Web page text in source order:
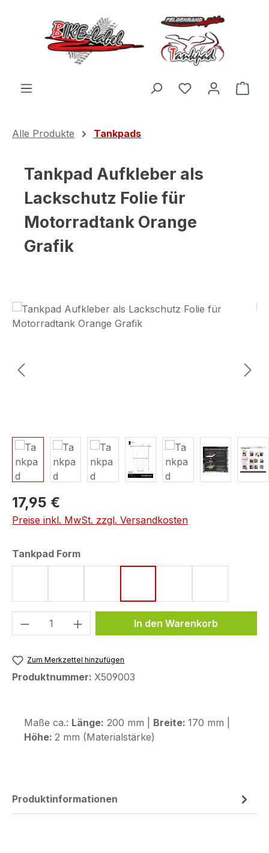
Zum Hauptinhalt springen
Du hast 0
Alle Produkte Tankpads
Tankpad Aufkleber als
Lackschutz Folie für
Motorradtank Orange
Grafik
Bildergalerie überspringen
17,95 €
Preise inkl. MwSt. zzgl. Versandkosten
Tankpad Formauswählen
Produkt Anzahl: Gib denIn den Warenkorb
Zum Merkzettel hinzufügen
Produktnummer: X509003
Maße ca.: Länge: 200 mm | Breite: 170 mm |
Höhe: 2 mm (Materialstärke)
Produktinformationen